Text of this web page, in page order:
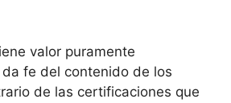
valor puramente
fe del contenido de los
de las certificaciones que